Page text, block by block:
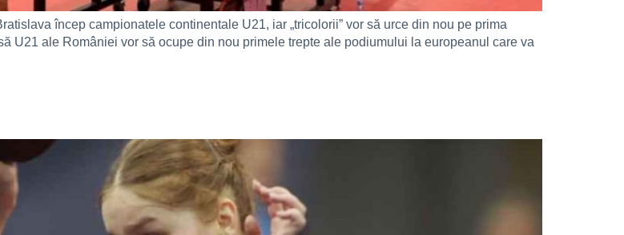
încep campionatele continentale U21, iar „tricolorii” vor să urce din nou pe prima
U21 ale României vor să ocupe din nou primele trepte ale podiumului la europeanul care va